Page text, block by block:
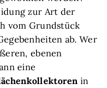
zur Art der
vom Grundstück
ab. Wer
ebenen
eine
in